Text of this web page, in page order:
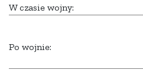
W czasie wojny:
Po wojnie: